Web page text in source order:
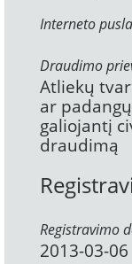
Interneto
Draudimo
Atliekų
ar
galiojantį
draudimą
Registravimo
2013-03-06